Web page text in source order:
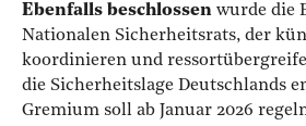
Ebenfalls beschlossen wurde die
Nationalen Sicherheitsrats, der
koordinieren und
die Sicherheitslage Deutschlands
Gremium soll ab Januar 2026